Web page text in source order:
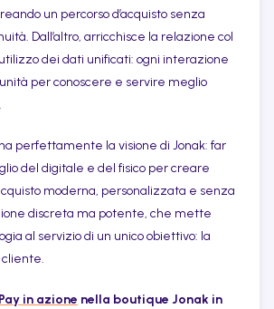
un percorso d’acquisto senza
Dall’altro, arricchisce la relazione col
dei dati unificati: ogni interazione
per conoscere e servire meglio
perfettamente la visione di Jonak: far
del digitale e del fisico per creare
moderna, personalizzata e senza
discreta ma potente, che mette
al servizio di un unico obiettivo: la
cliente.
in azione nella boutique Jonak in